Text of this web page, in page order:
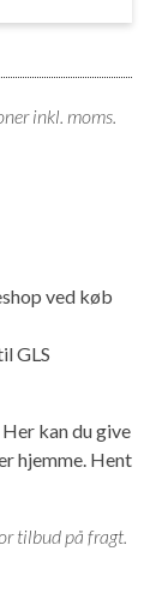
inkl. moms.
ved køb
GLS
kan du give
hjemme. Hent
tilbud på fragt.